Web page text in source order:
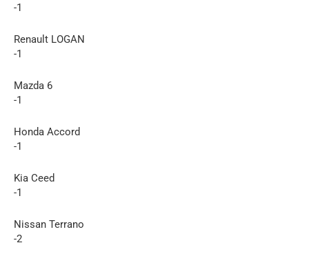
-1
Renault LOGAN
-1
Mazda 6
-1
Honda Accord
-1
Kia Ceed
-1
Nissan Terrano
-2